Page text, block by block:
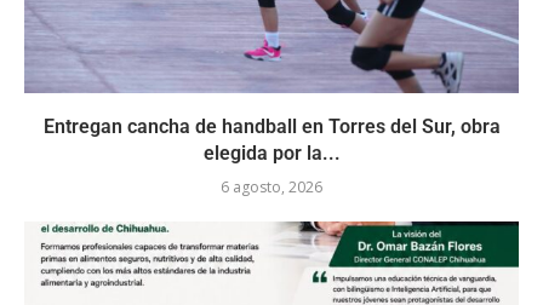
Entregan cancha de handball en Torres del Sur, obra
elegida por la...
6 agosto, 2026